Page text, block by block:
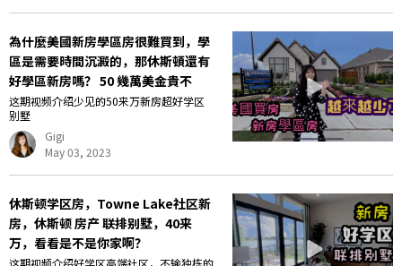
為什麼美國新房學區房很難買到，學
區是需要時間沉澱的，那休斯頓還有
好學區新房嗎？ 50 幾萬美金貴不
这期视频介绍少见的50来万新房超好学区
别墅
Gigi
May 03, 2023
休斯顿学区房，Towne Lake社区新
房，休斯顿 房产 联排别墅，40来
万，看看是不是你家啊？
这期视频介绍好学区高端社区，不输独栋的